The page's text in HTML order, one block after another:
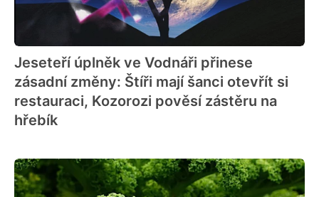
Jeseteří úplněk ve Vodnáři přinese
zásadní změny: Štíři mají šanci otevřít si
restauraci, Kozorozi pověsí zástěru na
hřebík